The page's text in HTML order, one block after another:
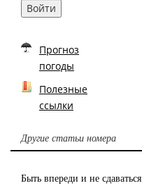
Войти
Прогноз
погоды
Полезные
ссылки
Другие статьи номера
Быть впереди и не сдаваться